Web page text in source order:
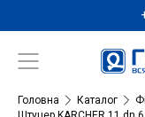
Головна Каталог